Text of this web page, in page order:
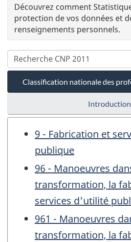
Découvrez comment
protection de vos données et
renseignements personnels.
Classification nationale des
Introduction
9 - Fabrication et
publique
96 - Manoeuvres
transformation, la
services d'utilité
961 - Manoeuvres
transformation, la